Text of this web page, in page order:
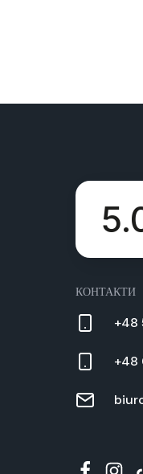
КОНТАКТИ
+48
+48